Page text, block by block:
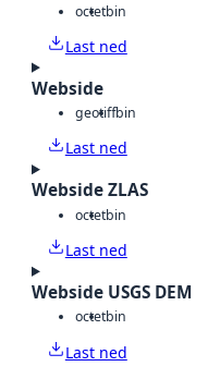
octetbin
Last ned
Webside
geotiffbin
Last ned
Webside ZLAS
octetbin
Last ned
Webside USGS DEM
octetbin
Last ned